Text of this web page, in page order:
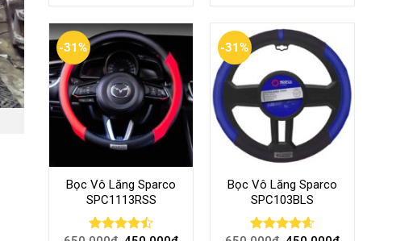
-31%
Bọc Vô Lăng Sparco
SPC1113RSS
-31%
Bọc Vô Lăng Sparco
SPC103BLS